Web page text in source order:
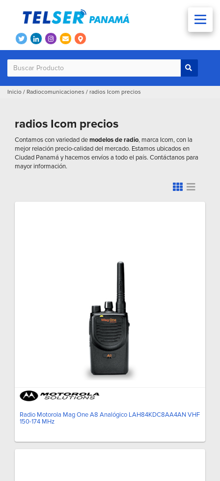
Inicio / Radiocomunicaciones / radios Icom precios
radios Icom precios
Contamos con variedad demodelos de radio, marca Icom, con la
mejor relación precio-calidad del mercado. Estamos ubicados en
Ciudad Panamá y hacemos envíos a todo el país. Contáctanos para
mayor información.
Radio Motorola Mag One A8 Analógico LAH84KDC8AA4AN VHF
150-174 MHz